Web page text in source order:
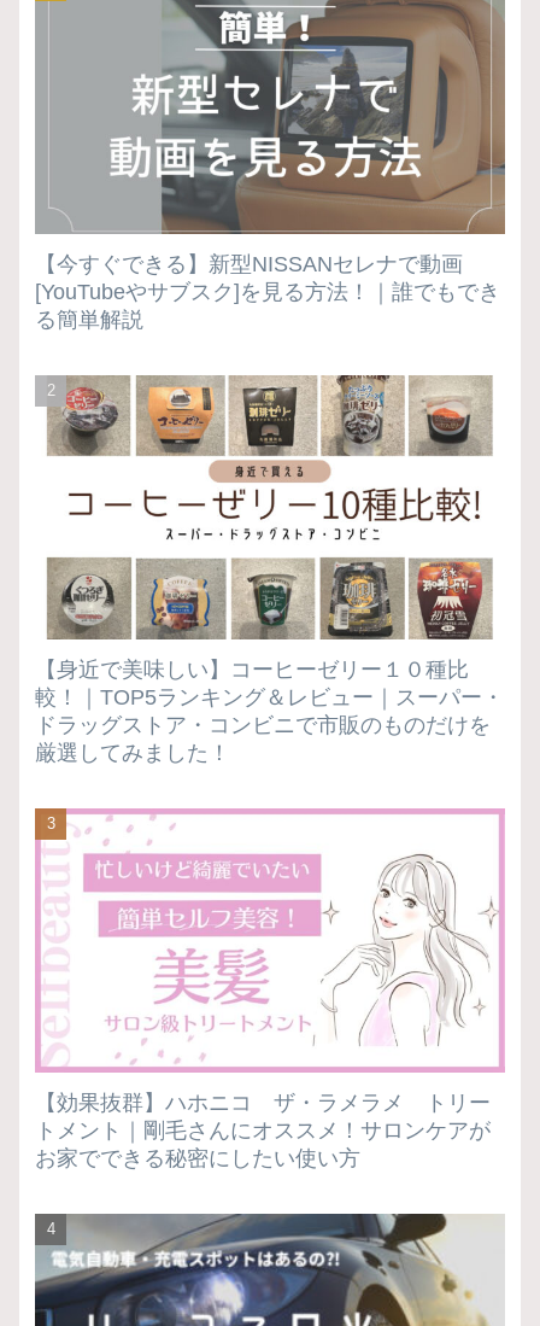
【今すぐできる】新型NISSANセレナで動画
[YouTubeやサブスク]を見る方法！｜誰でもでき
る簡単解説
【身近で美味しい】コーヒーゼリー１０種比
較！｜TOP5ランキング＆レビュー｜スーパー・
ドラッグストア・コンビニで市販のものだけを
厳選してみました！
【効果抜群】ハホニコ ザ・ラメラメ トリー
トメント｜剛毛さんにオススメ！サロンケアが
お家でできる秘密にしたい使い方